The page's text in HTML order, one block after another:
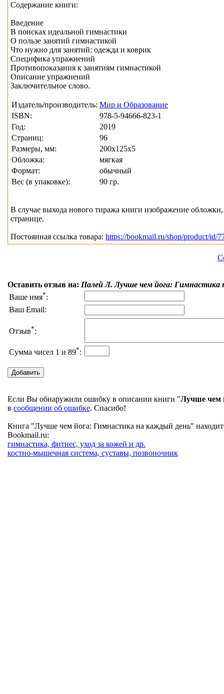
Содержание книги:
Введение
В поисках идеальной гимнастики
О пользе занятий гимнастикой
Что нужно для занятий: одежда и коврик
Специфика упражнений
Противопоказания к занятиям гимнастикой
Описание упражнений
Заключительное слово.
Издатель/производитель: Мир и Образование
ISBN:
978-5-94666-823-1
Год:
2019
Страниц:
96
Размеры, мм:
200x125x5
Обложка:
мягкая
Формат:
обычный
Вес (в упаковке):
90 гр.
В случае выхода нового тиража книги изображение
странице.
Постоянная ссылка товара: https://bookmail.ru/shop/product/id/
Оставить отзыв на: Палей Л. Лучше чем йога: Гимнастика
Ваше имя*:
Ваш Email:
Отзыв*:
Сумма чисел 1 и 89*:
Если Вы обнаружили ошибку в описании книги "Лучше чем
в сообщении об ошибке. Спасибо!
Книга "Лучше чем йога: Гимнастика на каждый день"
Bookmail.ru:
гимнастика, фитнес, уход за кожей и др.
костно-мышечная система, суставы, позвоночник